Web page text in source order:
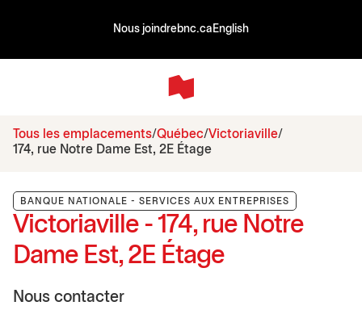
Nous joindrebnc.ca English
Tous les emplacements Québec Victoriaville
174, rue Notre Dame Est, 2E Étage
BANQUE NATIONALE - SERVICES AUX ENTREPRISES
Victoriaville - 174, rue Notre
Dame Est, 2E Étage
Nous contacter